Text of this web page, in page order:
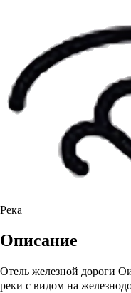
Река
Описание
Отель железной дороги
реки с видом на